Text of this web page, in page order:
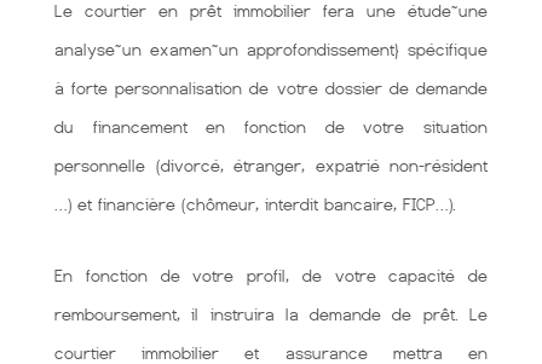
Le courtier en prêt immobilier fera une étude~une
analyse~un examen~un approfondissement} spécifique
à forte personnalisation de votre dossier de demande
du financement en fonction de votre situation
personnelle (divorcé, étranger, expatrié non-résident
…) et financière (chômeur, interdit bancaire, FICP…).
En fonction de votre profil, de votre capacité de
remboursement, il instruira la demande de prêt. Le
courtier immobilier et assurance mettra en